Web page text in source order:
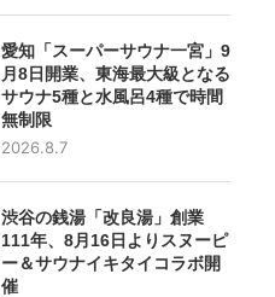
愛知「スーパーサウナ一宮」9
月8日開業、東海最大級となる
サウナ5種と水風呂4種で時間
無制限
2026.8.7
渋谷の銭湯「改良湯」創業
111年、8月16日よりスヌーピ
ー＆サウナイキタイコラボ開
催